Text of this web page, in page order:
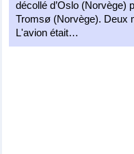
décollé d’Oslo (Norvège)
Tromsø (Norvège). Deux
L'avion était…